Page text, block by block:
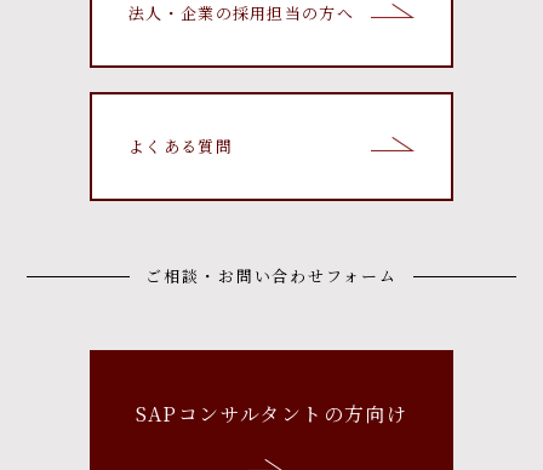
法人・企業の採用担当の方へ
よくある質問
ご相談・お問い合わせフォーム
SAPコンサルタントの方向け